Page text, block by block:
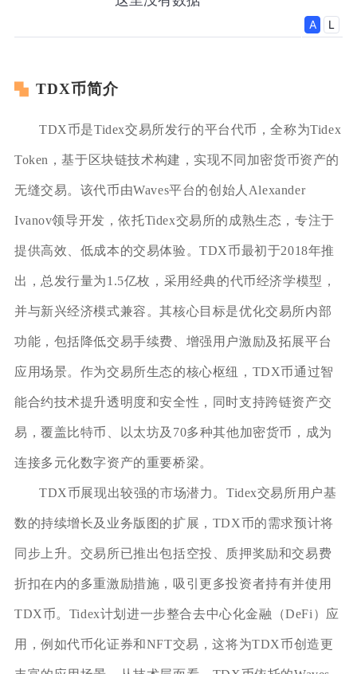
TDX币简介
TDX币是Tidex交易所发行的平台代币，全称为Tidex
Token，基于区块链技术构建，实现不同加密货币资产的
无缝交易。该代币由Waves平台的创始人Alexander
Ivanov领导开发，依托Tidex交易所的成熟生态，专注于
提供高效、低成本的交易体验。TDX币最初于2018年推
出，总发行量为1.5亿枚，采用经典的代币经济学模型，
并与新兴经济模式兼容。其核心目标是优化交易所内部
功能，包括降低交易手续费、增强用户激励及拓展平台
应用场景。作为交易所生态的核心枢纽，TDX币通过智
能合约技术提升透明度和安全性，同时支持跨链资产交
易，覆盖比特币、以太坊及70多种其他加密货币，成为
连接多元化数字资产的重要桥梁。
TDX币展现出较强的市场潜力。Tidex交易所用户基
数的持续增长及业务版图的扩展，TDX币的需求预计将
同步上升。交易所已推出包括空投、质押奖励和交易费
折扣在内的多重激励措施，吸引更多投资者持有并使用
TDX币。Tidex计划进一步整合去中心化金融（DeFi）应
用，例如代币化证券和NFT交易，这将为TDX币创造更